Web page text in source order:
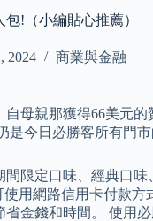
!（小編貼心推薦）
2024 商業與金融
母親那獲得66美元
是今日必勝客所有門市
間限定口味、經典口
用網路信用卡付款
金錢和時間。 使用